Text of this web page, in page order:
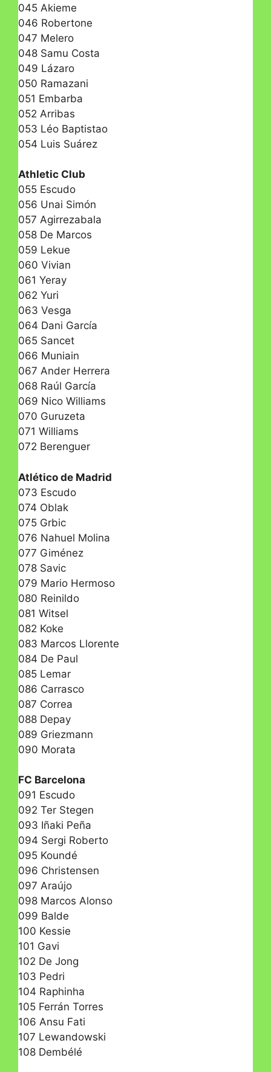
045 Akieme
046 Robertone
047 Melero
048 Samu Costa
049 Lázaro
050 Ramazani
051 Embarba
052 Arribas
053 Léo Baptistao
054 Luis Suárez
Athletic Club
055 Escudo
056 Unai Simón
057 Agirrezabala
058 De Marcos
059 Lekue
060 Vivian
061 Yeray
062 Yuri
063 Vesga
064 Dani García
065 Sancet
066 Muniain
067 Ander Herrera
068 Raúl García
069 Nico Williams
070 Guruzeta
071 Williams
072 Berenguer
Atlético de Madrid
073 Escudo
074 Oblak
075 Grbic
076 Nahuel Molina
077 Giménez
078 Savic
079 Mario Hermoso
080 Reinildo
081 Witsel
082 Koke
083 Marcos Llorente
084 De Paul
085 Lemar
086 Carrasco
087 Correa
088 Depay
089 Griezmann
090 Morata
FC Barcelona
091 Escudo
092 Ter Stegen
093 Iñaki Peña
094 Sergi Roberto
095 Koundé
096 Christensen
097 Araújo
098 Marcos Alonso
099 Balde
100 Kessie
101 Gavi
102 De Jong
103 Pedri
104 Raphinha
105 Ferrán Torres
106 Ansu Fati
107 Lewandowski
108 Dembélé